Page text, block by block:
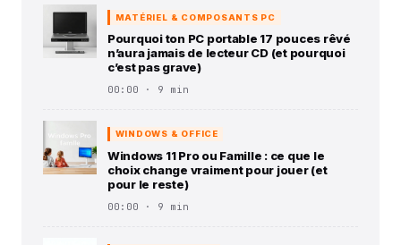
MATÉRIEL & COMPOSANTS PC
Pourquoi ton PC portable 17 pouces rêvé
n’aura jamais de lecteur CD (et pourquoi
c’est pas grave)
00:00 · 9 min
WINDOWS & OFFICE
Windows 11 Pro ou Famille : ce que le
choix change vraiment pour jouer (et
pour le reste)
00:00 · 9 min